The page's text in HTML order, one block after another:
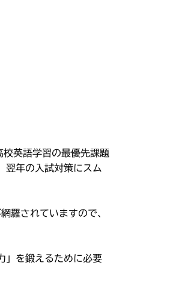
英語学習の最優先課題
翌年の入試対策にスム
羅されていますので、
」を鍛えるために必要